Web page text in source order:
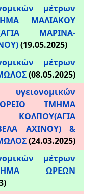
μέτρων
ΜΑΛΙΑΚΟΥ
ΜΑΡΙΝΑ-
(19.05.2025)
μέτρων
(08.05.2025)
ΤΜΗΜΑ
ΑΧΙΝΟΥ) &
(24.03.2025)
μέτρων
ΩΡΕΩΝ